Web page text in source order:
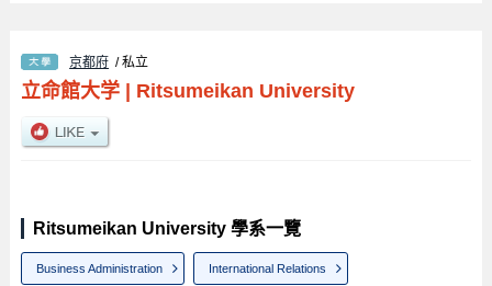
京都府 / 私立
立命館大学| Ritsumeikan University
Ritsumeikan University 學系一覽
Business Administration International Relations